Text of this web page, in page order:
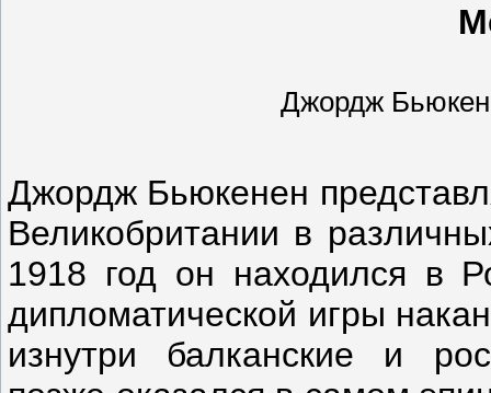
Джордж
Джордж Бьюкенен
Великобритании в
1918 год он находился в
дипломатической игры
изнутри балканские и